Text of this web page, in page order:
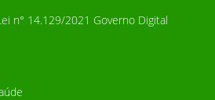
n° 14.129/2021 Governo Digital